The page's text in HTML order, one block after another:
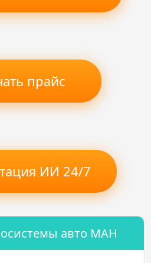
прайс
ИИ 24/7
авто МАН